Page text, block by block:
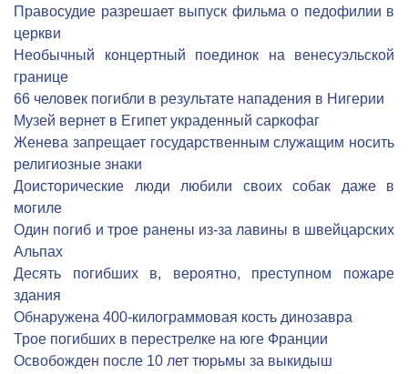
Правосудие разрешает выпуск фильма о педофилии в
церкви
Необычный концертный поединок на венесуэльской
границе
66 человек погибли в результате нападения в Нигерии
Музей вернет в Египет украденный саркофаг
Женева запрещает государственным служащим носить
религиозные знаки
Доисторические люди любили своих собак даже в
могиле
Один погиб и трое ранены из-за лавины в швейцарских
Альпах
Десять погибших в, вероятно, преступном пожаре
здания
Обнаружена 400-килограммовая кость динозавра
Трое погибших в перестрелке на юге Франции
Освобожден после 10 лет тюрьмы за выкидыш